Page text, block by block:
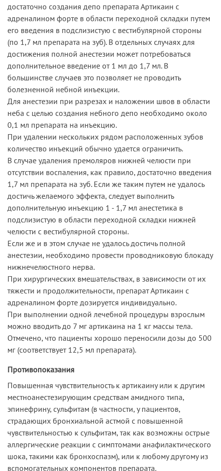
достаточно создания депо препарата Артикаин с
адреналином форте в области переходной складки путем
его введения в подслизистую с вестибулярной стороны
(по 1,7 мл препарата на зуб). В отдельных случаях для
достижения полной анестезии может потребоваться
дополнительное введение от 1 мл до 1,7 мл. В
большинстве случаев это позволяет не проводить
болезненной небной инъекции.
Для анестезии при разрезах и наложении швов в области
неба с целью создания небного депо необходимо около
0,1 мл препарата на инъекцию.
При удалении нескольких рядом расположенных зубов
количество инъекций обычно удается ограничить.
В случае удаления премоляров нижней челюсти при
отсутствии воспаления, как правило, достаточно введения
1,7 мл препарата на зуб. Если же таким путем не удалось
достичь желаемого эффекта, следует выполнить
дополнительную инъекцию 1 - 1,7 мл анестетика в
подслизистую в области переходной складки нижней
челюсти с вестибулярной стороны.
Если же и в этом случае не удалось достичь полной
анестезии, необходимо провести проводниковую блокаду
нижнечелюстного нерва.
При хирургических вмешательствах, в зависимости от их
тяжести и продолжительности, препарат Артикаин с
адреналином форте дозируется индивидуально.
При выполнении одной лечебной процедуры взрослым
можно вводить до 7 мг артикаина на 1 кг массы тела.
Отмечено, что пациенты хорошо переносили дозы до 500
мг (соответствует 12,5 мл препарата).
Противопоказания
Повышенная чувствительность к артикаину или к другим
местноанестезирующим средствам амидного типа,
эпинефрину, сульфитам (в частности, у пациентов,
страдающих бронхиальной астмой с повышенной
чувствительностью к сульфитам, так как возможны острые
аллергические реакции с симптомами анафилактического
шока, такими как бронхоспазм), или к любому другому из
вспомогательных компонентов препарата.